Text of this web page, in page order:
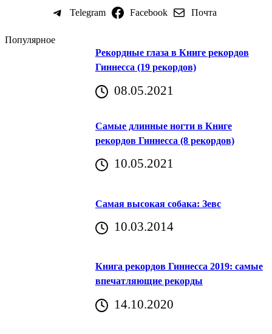
Telegram Facebook Почта
Популярное
Рекордные глаза в Книге рекордов
Гиннесса (19 рекордов)
08.05.2021
Самые длинные ногти в Книге
рекордов Гиннесса (8 рекордов)
10.05.2021
Самая высокая собака: Зевс
10.03.2014
Книга рекордов Гиннесса 2019: самые
впечатляющие рекорды
14.10.2020